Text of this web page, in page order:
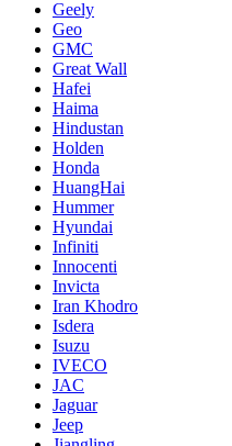
Geely
Geo
GMC
Great Wall
Hafei
Haima
Hindustan
Holden
Honda
HuangHai
Hummer
Hyundai
Infiniti
Innocenti
Invicta
Iran Khodro
Isdera
Isuzu
IVECO
JAC
Jaguar
Jeep